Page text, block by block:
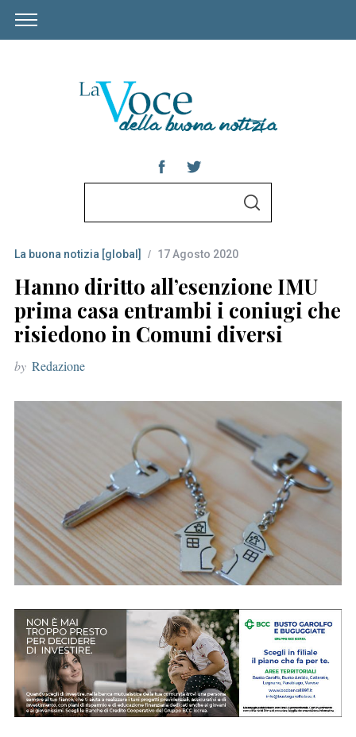
r
c
h
f
o
r
S
La buona notizia [global] 17 Agosto 2020
Hanno diritto all’esenzione IMU
prima casa entrambi i coniugi che
risiedono in Comuni diversi
by Redazione